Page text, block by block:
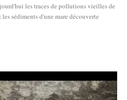
les traces de pollutions vieilles de
sédiments d'une mare découverte